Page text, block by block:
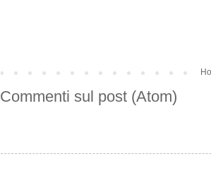
Commenti sul post (Atom)